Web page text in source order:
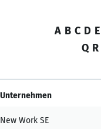
A B C D E
Q R
Unternehmen
New Work SE